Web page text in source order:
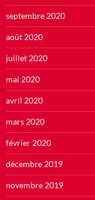
septembre 2020
août 2020
juillet 2020
mai 2020
avril 2020
mars 2020
février 2020
décembre 2019
novembre 2019